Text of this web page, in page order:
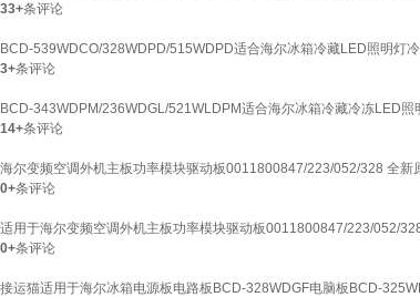
33+条评论
BCD-539WDCO/328WDPD/515WDPD适合海尔冰箱冷藏LED照明灯
3+条评论
BCD-343WDPM/236WDGL/521WLDPM适合海尔冰箱冷藏冷冻LED
14+条评论
海尔变频空调外机主板功率模块驱动板0011800847/223/052/328 全新
0+条评论
适用于海尔变频空调外机主板功率模块驱动板0011800847/223/052/
0+条评论
接运猫适用于海尔冰箱电源板电路板BCD-328WDGF电脑板BCD-